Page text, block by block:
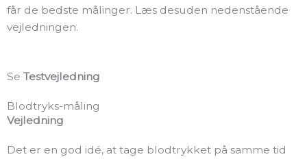
får de bedste målinger. Læs desuden nedenstående
vejledningen.
Se Testvejledning
Blodtryks-måling
Vejledning
Det er en god idé, at tage blodtrykket på samme tid